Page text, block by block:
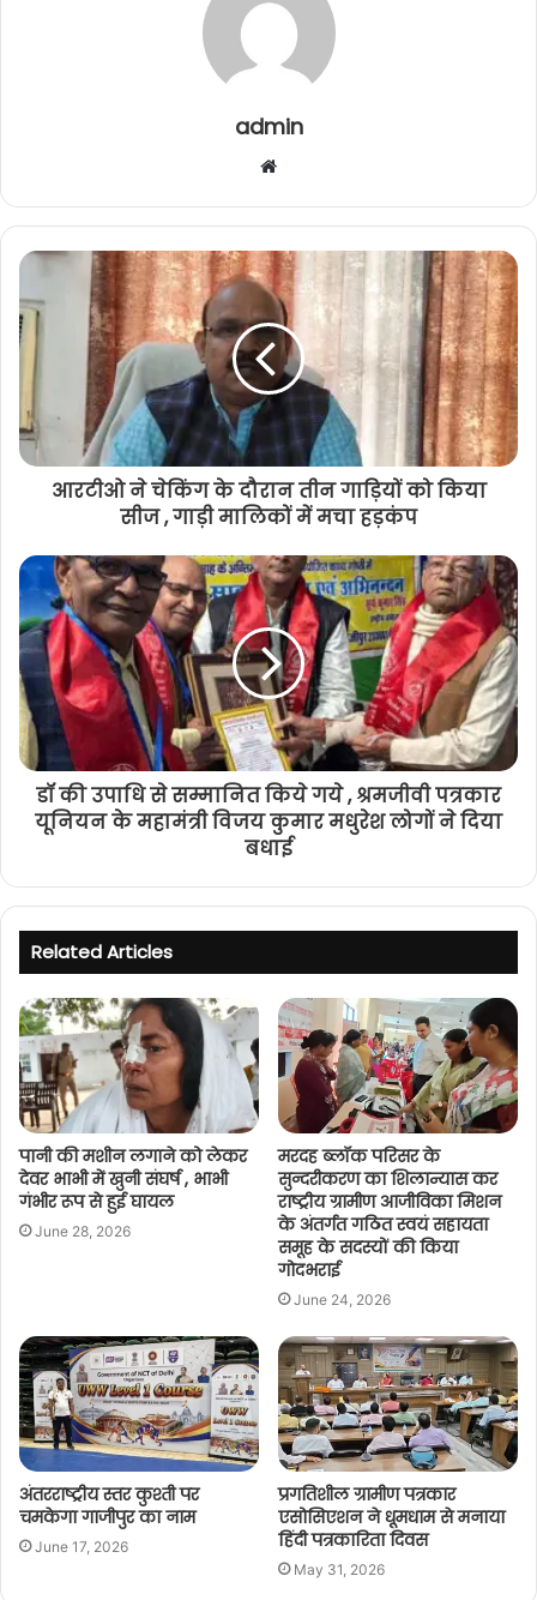
admin
b
s
i
t
e
आरटीओ ने चेकिंग के दौरान तीन गाड़ियों को किया
सीज , गाड़ी मालिकों में मचा हड़कंप
डॉ की उपाधि से सम्मानित किये गये , श्रमजीवी पत्रकार
यूनियन के महामंत्री विजय कुमार मधुरेश लोगों ने दिया
बधाई
Related Articles
पानी की मशीन लगाने को लेकर
देवर भाभी में खुनी संघर्ष , भाभी
गंभीर रूप से हुई घायल
June 28, 2026
मरदह ब्लॉक परिसर के
सुन्दरीकरण का शिलान्यास कर
राष्ट्रीय ग्रामीण आजीविका मिशन
के अंतर्गत गठित स्वयं सहायता
समूह के सदस्यों की किया
गोदभराई
June 24, 2026
अंतरराष्ट्रीय स्तर कुश्ती पर
चमकेगा गाजीपुर का नाम
June 17, 2026
प्रगतिशील ग्रामीण पत्रकार
एसोसिएशन ने धूमधाम से मनाया
हिंदी पत्रकारिता दिवस
May 31, 2026